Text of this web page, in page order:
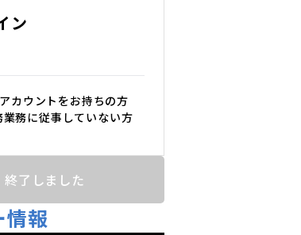
ン
カウントをお持ちの方
務に従事していない方
終了しました
情報